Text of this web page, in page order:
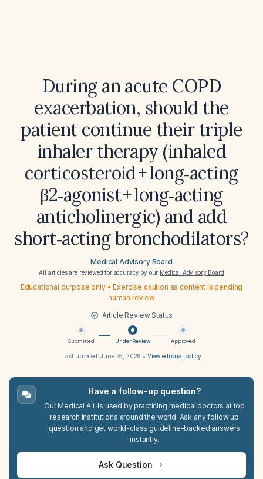
During an acute COPD
exacerbation, should the
patient continue their triple
inhaler therapy (inhaled
corticosteroid + long‑acting
β2‑agonist + long‑acting
anticholinergic) and add
short‑acting bronchodilators?
Medical Advisory Board
All articles are reviewed for accuracy by our Medical Advisory Board
Educational purpose only • Exercise caution as content is pending
human review
Article Review Status
Submitted Under Review Approved
Last updated:June 25, 2026 • View editorial policy
Have a follow-up question?
Our Medical A.I. is used by practicing medical doctors at top
research institutions around the world. Ask any follow up
question and get world-class guideline-backed answers
instantly.
Ask Question